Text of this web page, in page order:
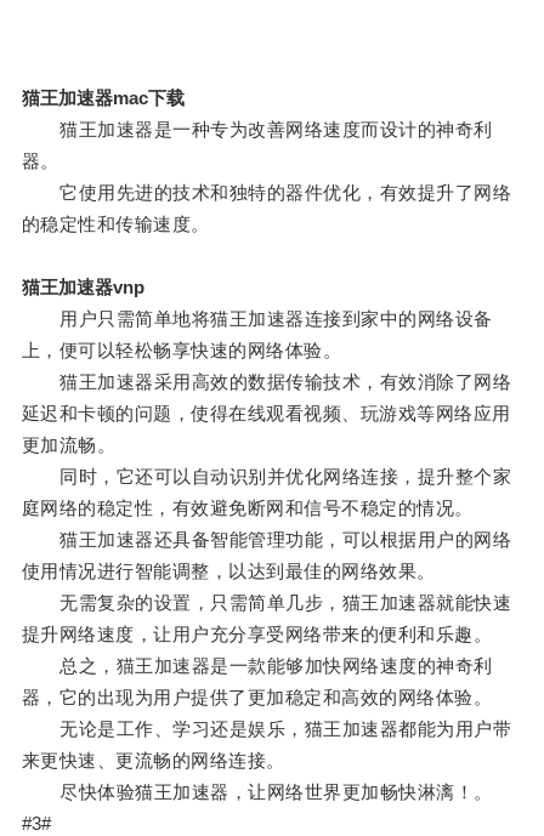
猫王加速器mac下载
猫王加速器是一种专为改善网络速度而设计的神奇利
器。
它使用先进的技术和独特的器件优化，有效提升了网络
的稳定性和传输速度。
猫王加速器vnp
用户只需简单地将猫王加速器连接到家中的网络设备
上，便可以轻松畅享快速的网络体验。
猫王加速器采用高效的数据传输技术，有效消除了网络
延迟和卡顿的问题，使得在线观看视频、玩游戏等网络应用
更加流畅。
同时，它还可以自动识别并优化网络连接，提升整个家
庭网络的稳定性，有效避免断网和信号不稳定的情况。
猫王加速器还具备智能管理功能，可以根据用户的网络
使用情况进行智能调整，以达到最佳的网络效果。
无需复杂的设置，只需简单几步，猫王加速器就能快速
提升网络速度，让用户充分享受网络带来的便利和乐趣。
总之，猫王加速器是一款能够加快网络速度的神奇利
器，它的出现为用户提供了更加稳定和高效的网络体验。
无论是工作、学习还是娱乐，猫王加速器都能为用户带
来更快速、更流畅的网络连接。
尽快体验猫王加速器，让网络世界更加畅快淋漓！。
#3#